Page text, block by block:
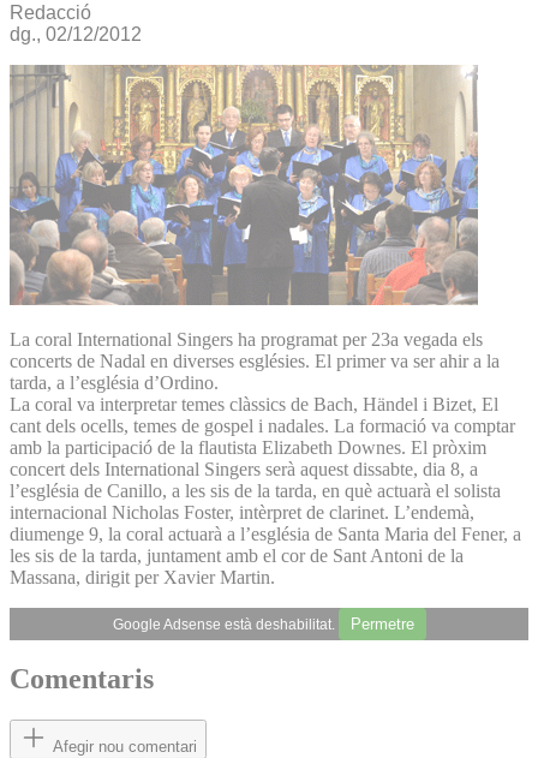
Redacció
dg., 02/12/2012
La coral International Singers ha programat per 23a vegada els
concerts de Nadal en diverses esglésies. El primer va ser ahir a la
tarda, a l’església d’Ordino.
La coral va interpretar temes clàssics de Bach, Händel i Bizet, El
cant dels ocells, temes de gospel i nadales. La formació va comptar
amb la participació de la flautista Elizabeth Downes. El pròxim
concert dels International Singers serà aquest dissabte, dia 8, a
l’església de Canillo, a les sis de la tarda, en què actuarà el solista
internacional Nicholas Foster, intèrpret de clarinet. L’endemà,
diumenge 9, la coral actuarà a l’església de Santa Maria del Fener, a
les sis de la tarda, juntament amb el cor de Sant Antoni de la
Massana, dirigit per Xavier Martin.
Google Adsense està deshabilitat. Permetre
Comentaris
Afegir nou comentari